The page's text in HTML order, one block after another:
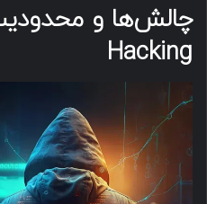
Hacking